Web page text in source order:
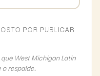
POR PUBLICAR
West Michigan Latin
respalde.